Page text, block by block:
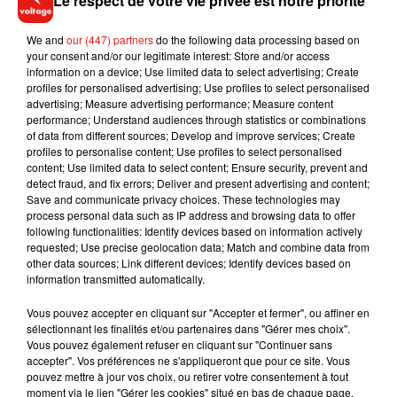
centre de la capitale, 2 euros dans les arrondissements
extérieurs. Toujours sous réserve d'avoir bien renseigné sa
plaque d'immatriculation au préalable,les personnes en
situation de handicap et les soignants à domicile pourront
stationner gratuitementune journée.
Le forfait post-stationnement (FPS), qui a remplacé
l'amende, correspond à six heures de stationnement et, là
aussi, à la moitié du tarif dû par les voitures (25 ou 37,50
euros). Les FPS ont rapporté environ 80 millions d'euros en
2021 à la Ville, selon la direction de la voirie. Motos et
scooters bénéficient déjà de 42.000 places dédiées dans la
capitale, dont 1.000 créées depuis 2021 sur les 5.000
nouvelles promises pendant le mandat, a souligné David
« C'est une mesure d’équité »vis-à-vis des automobilistes
payant déjà le stationnement, a fait valoir l'élu écologiste, qui
veut aussilutter contre une« privatisation de l'espace
publicpar des engins dont les nuisances sont très
We and our (447) partnersdo the following data processing based on
your consent and/or our legitimate interest: Store and/or access
information on a device; Use limited data to select advertising; Create
profiles for personalised advertising; Use profiles to select personalised
advertising; Measure advertising performance; Measure content
performance; Understand audiences through statistics or combinations
of data from different sources; Develop and improve services; Create
profiles to personalise content; Use profiles to select personalised
content; Use limited data to select content; Ensure security, prevent and
detect fraud, and fix errors; Deliver and present advertising and content;
Save and communicate privacy choices. These technologies may
process personal data such as IP address and browsing data to offer
following functionalities: Identify devices based on information actively
requested; Use precise geolocation data; Match and combine data from
other data sources; Link different devices; Identify devices based on
information transmitted automatically.
Vous pouvez accepter en cliquant sur "Accepter et fermer", ou affiner en
sélectionnant les finalités et/ou partenaires dans "Gérer mes choix".
Vous pouvez également refuser en cliquant sur "Continuer sans
accepter". Vos préférences ne s'appliqueront que pour ce site. Vous
pouvez mettre à jour vos choix, ou retirer votre consentement à tout
moment via le lien "Gérer les cookies" situé en bas de chaque page.